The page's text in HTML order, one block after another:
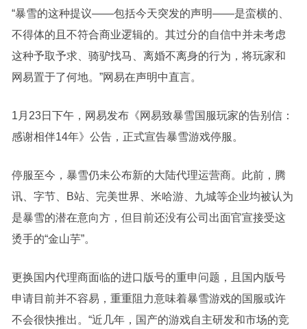
“暴雪的这种提议——包括今天突发的声明——是蛮横的、
不得体的且不符合商业逻辑的。其过分的自信中并未考虑
这种予取予求、骑驴找马、离婚不离身的行为，将玩家和
网易置于了何地。”网易在声明中直言。
1月23日下午，网易发布《网易致暴雪国服玩家的告别信：
感谢相伴14年》公告，正式宣告暴雪游戏停服。
停服至今，暴雪仍未公布新的大陆代理运营商。此前，腾
讯、字节、B站、完美世界、米哈游、九城等企业均被认为
是暴雪的潜在意向方，但目前还没有公司出面官宣接受这
烫手的“金山芋”。
更换国内代理商面临的进口版号的重申问题，且国内版号
申请目前并不容易，重重阻力意味着暴雪游戏的国服或许
不会很快推出。“近几年，国产的游戏自主研发和市场的竞